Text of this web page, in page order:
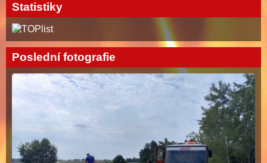
Statistiky
Poslední fotografie